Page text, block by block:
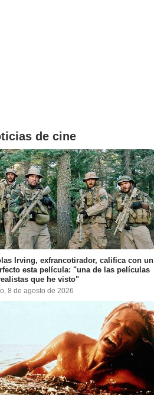
de cine
Irving, exfrancotirador, califica con un
esta película: "una de las películas
que he visto"
8 de agosto de 2026